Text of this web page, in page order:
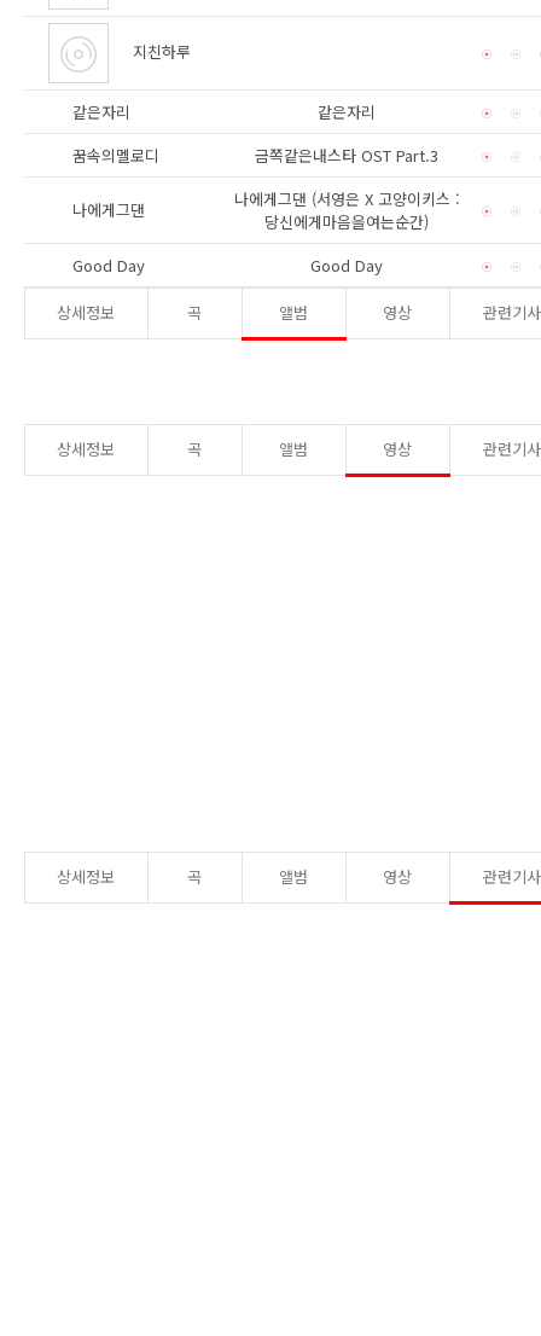
지친하루
같은자리
같은자리
꿈속의멜로디
금쪽같은내스타 OST Part.3
나에게그댄
나에게그댄 (서영은 X 고양이키스 :
당신에게마음을여는순간)
Good Day
Good Day
상세정보 곡 앨범 영상 관련기사
상세정보 곡 앨범 영상 관련기사
상세정보 곡 앨범 영상 관련기사